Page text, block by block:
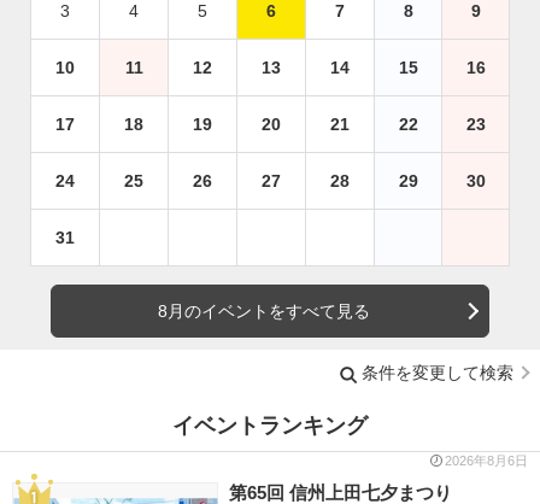
3 4 5 6 7 8 9
10 11 12 13 14 15 16
17 18 19 20 21 22 23
24 25 26 27 28 29 30
31
8月のイベントをすべて見る
条件を変更して検索
イベントランキング
2026年8月6日
第65回 信州上田七夕まつり